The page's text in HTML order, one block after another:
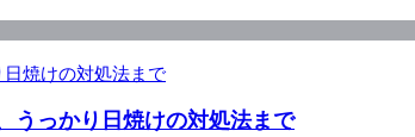
うっかり日焼けの対処法まで